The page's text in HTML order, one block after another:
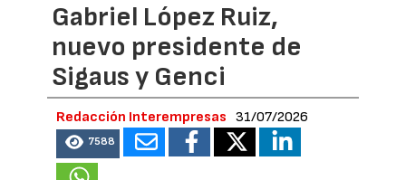
Gabriel López Ruiz,
nuevo presidente de
Sigaus y Genci
Redacción Interempresas 31/07/2026
7588